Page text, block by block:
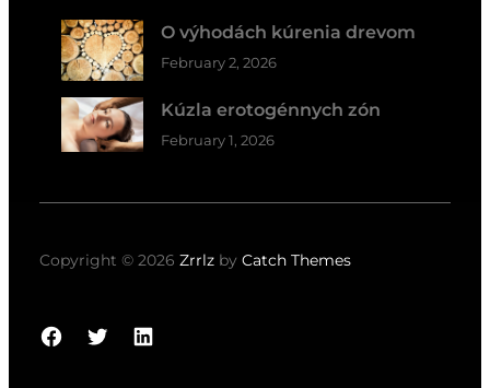
O výhodách kúrenia drevom
February 2, 2026
Kúzla erotogénnych zón
February 1, 2026
Copyright © 2026 Zrrlz by Catch Themes
Facebook
TwitterLinkedIn